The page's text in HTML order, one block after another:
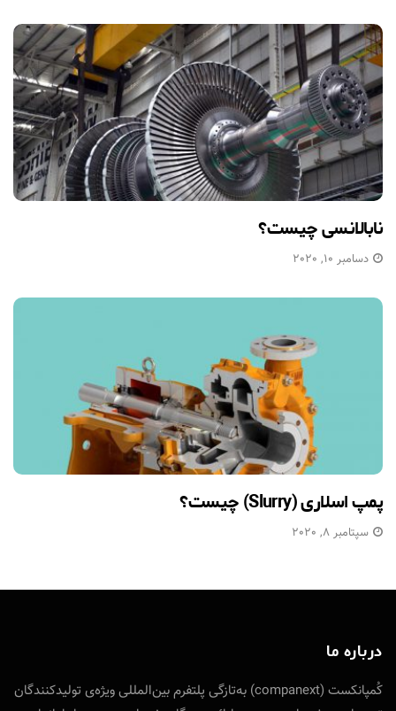
نابالانسی چیست؟
دسامبر 10, 2020
پمپ اسلاری (Slurry) چیست؟
سپتامبر 8, 2020
درباره ما
کُمپانکست (companext) به‌تازگی پلتفرم بین‌المللی ویژه‌ی تولید‌کنندگان